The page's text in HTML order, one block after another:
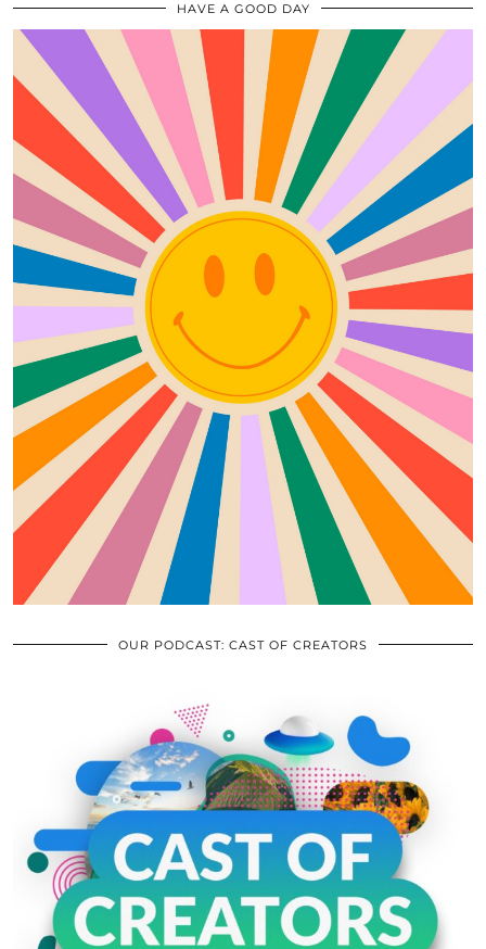
HAVE A GOOD DAY
OUR PODCAST: CAST OF CREATORS